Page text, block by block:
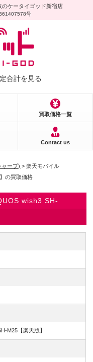
のケータイゴッド新宿店
号
合計を見る
買取価格一覧
Contact us
ャープ) > 楽天モバイル
の買取価格
wish3 SH-
M25【楽天版】